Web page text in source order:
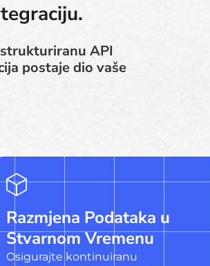
API
postaje dio vaše
Razmjena Podataka u
Stvarnom Vremenu
Osigurajte kontinuiranu